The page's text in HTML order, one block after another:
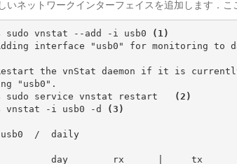
いネットワークインターフェイスを追加します．こ
sudo vnstat --add -i usb0
(1)
interface "usb0" for monitoring to
the vnStat daemon if it is
"usb0".
sudo service vnstat restart
(2)
vnstat -i usb0 -d
(3)